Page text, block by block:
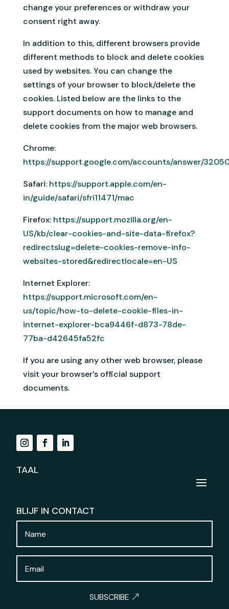
change your preferences or withdraw your
consent right away.
In addition to this, different browsers provide
different methods to block and delete cookies
used by websites. You can change the
settings of your browser to block/delete the
cookies. Listed below are the links to the
support documents on how to manage and
delete cookies from the major web browsers.
Chrome:
https://support.google.com/accounts/answer/
Safari: https://support.apple.com/en-
in/guide/safari/sfri11471/mac
Firefox: https://support.mozilla.org/en-
US/kb/clear-cookies-and-site-data-firefox?
redirectslug=delete-cookies-remove-info-
websites-stored&redirectlocale=en-US
Internet Explorer:
https://support.microsoft.com/en-
us/topic/how-to-delete-cookie-files-in-
internet-explorer-bca9446f-d873-78de-
77ba-d42645fa52fc
If you are using any other web browser, please
visit your browser’s official support
documents.
TAAL
BLIJF IN CONTACT
SUBSCRIBE